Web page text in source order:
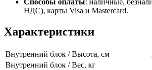
Способы оплаты: наличные,
НДС), карты Visa и Mastercard.
Характеристики
Внутренний блок / Высота, см
Внутренний блок / Вес, кг